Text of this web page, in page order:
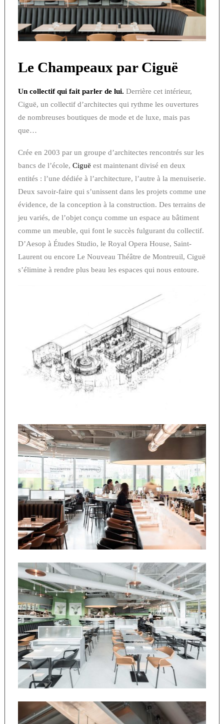
Le Champeaux par Ciguë
Un collectif qui fait parler de lui. Derrière cet intérieur,
Ciguë, un collectif d’architectes qui rythme les ouvertures
de nombreuses boutiques de mode et de luxe, mais pas
que…
Crée en 2003 par un groupe d’architectes rencontrés sur les
bancs de l’école, Ciguë est maintenant divisé en deux
entités : l’une dédiée à l’architecture, l’autre à la menuiserie.
Deux savoir-faire qui s’unissent dans les projets comme une
évidence, de la conception à la construction. Des terrains de
jeu variés, de l’objet conçu comme un espace au bâtiment
comme un meuble, qui font le succès fulgurant du collectif.
D’Aesop à Études Studio, le Royal Opera House, Saint-
Laurent ou encore Le Nouveau Théâtre de Montreuil, Ciguë
s’élimine à rendre plus beau les espaces qui nous entoure.